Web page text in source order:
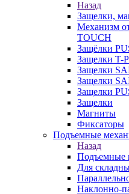
Назад
Защелки,
Механизм
TOUCH
Защёлки
Защелки T-
Защелки
Защелки
Защелки
Защелки
Магниты
Фиксаторы
Подъемные
Назад
Подъемные
Для
Наклонно-